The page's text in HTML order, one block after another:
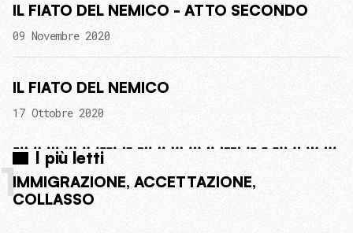
IL FIATO DEL NEMICO - ATTO SECONDO
09 Novembre 2020
IL FIATO DEL NEMICO
17 Ottobre 2020
I più letti
1IMMIGRAZIONE, ACCETTAZIONE,
COLLASSO